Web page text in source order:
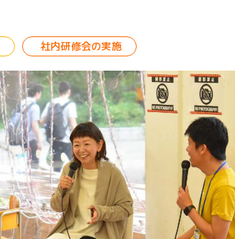
社内研修会の実施